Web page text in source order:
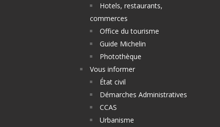
Hotels, restaurants,
commerces
Office du tourisme
Guide Michelin
Photothèque
Vous informer
État civil
Démarches Administratives
CCAS
Urbanisme